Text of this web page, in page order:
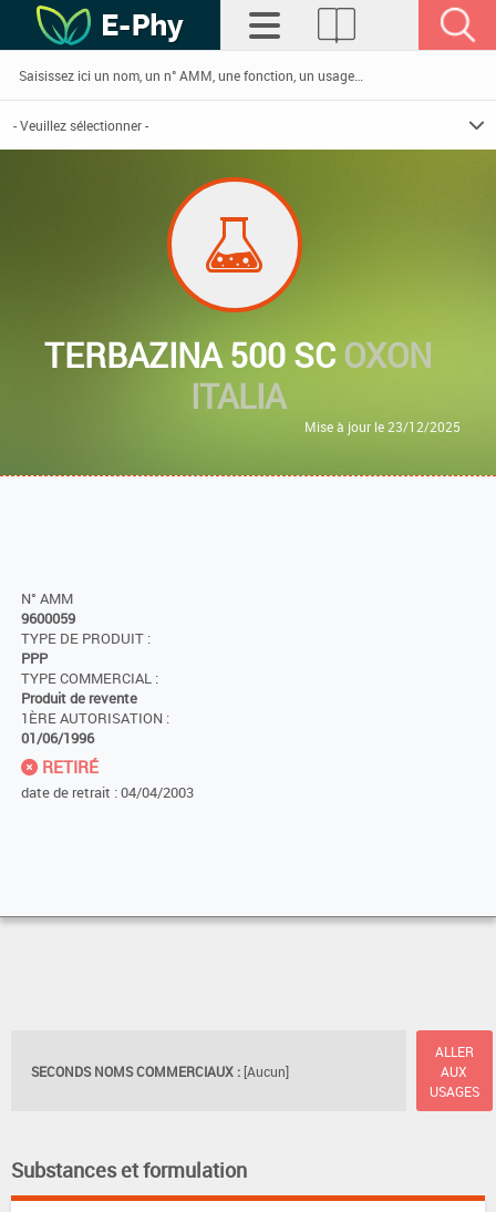
TERBAZINA 500 SCOXON
ITALIA
Mise à jour le 23/12/2025
N° AMM
9600059
TYPE DE PRODUIT :
PPP
TYPE COMMERCIAL :
Produit de revente
1ÈRE AUTORISATION :
01/06/1996
RETIRÉ
date de retrait : 04/04/2003
SECONDS NOMS COMMERCIAUX : [Aucun]
ALLER
AUX
USAGES
Substances et formulation